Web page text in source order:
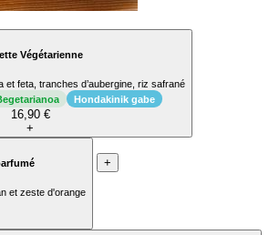
Végétarienne
et feta, tranches d’aubergine, riz safrané
Hondakinik gabe
16,90 €
+
et zeste d'orange
+